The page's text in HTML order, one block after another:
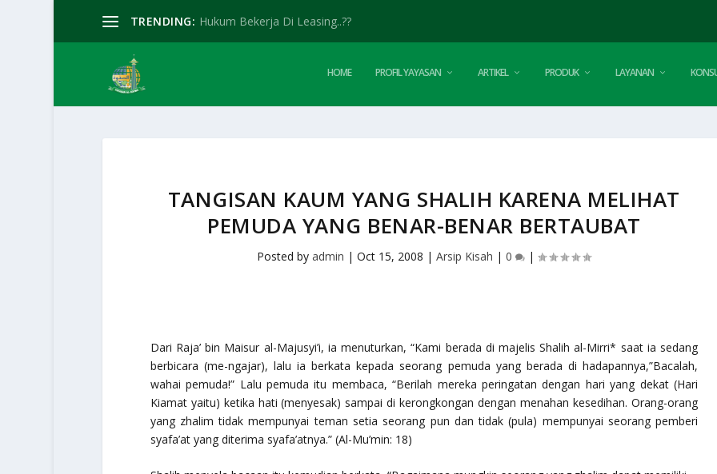
TRENDING: Hukum Bekerja Di Leasing..??
HOME PROFIL YAYASAN ARTIKEL PRODUK LAYANAN
TANGISAN KAUM YANG SHALIH KARENA MELIHAT
PEMUDA YANG BENAR-BENAR BERTAUBAT
Posted byadmin |Oct 15, 2008 |Arsip Kisah |0 |
Dari Raja’ bin Maisur al-Majusyi’i, ia menuturkan, “Kami berada di majelis Shalih al-Mirri* saat ia sedang
berbicara (me-ngajar), lalu ia berkata kepada seorang pemuda yang berada di hadapannya,”Bacalah,
wahai pemuda!” Lalu pemuda itu membaca,“Berilah mereka peringatan dengan hari yang dekat (Hari
Kiamat yaitu) ketika hati (menyesak) sampai di kerongkongan dengan menahan kesedihan. Orang-orang
yang zhalim tidak mempunyai teman setia seorang pun dan tidak (pula) mempunyai seorang pemberi
syafa’at yang diterima syafa’atnya.”(Al-Mu’min: 18)